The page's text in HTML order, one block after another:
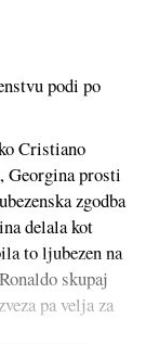
podi po
Cristiano
Georgina prosti
zgodba
delala kot
to ljubezen na
skupaj
pa velja za